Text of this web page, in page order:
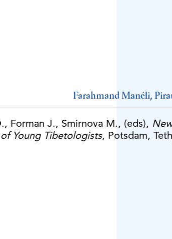
Farahmand Manéli,
Forman J., Smirnova M., (eds),
Young Tibetologists, Potsdam,